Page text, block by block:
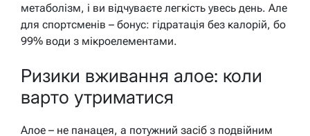
метаболізм, і ви відчуваєте легкість увесь день. Але
для спортсменів – бонус: гідратація без калорій, бо
99% води з мікроелементами.
Ризики вживання алое: коли
варто утриматися
Алое – не панацея, а потужний засіб з подвійним